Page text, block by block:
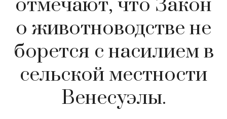
отмечают, что Закон
о животноводстве не
борется с насилием в
сельской местности
Венесуэлы.